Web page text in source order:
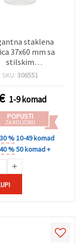
staklena
37x60 mm sa
stilskim
za nakit,
i uradi‑sam
pohranu
SKU: 306551
1-9 komad
POPUSTI
ZA KOLIČINU
%10-49 komad
%50 komad +